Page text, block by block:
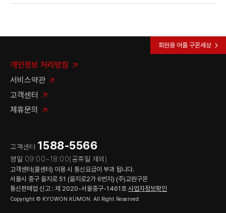
고객센터 1588-5566
평일 09:00~18:00(공휴일 제외)
고객센터(콜센터) 이용 시 통신요금이 부과 됩니다.
개인정보 처리방침
서비스약관
고객센터
제휴문의
서울시 중구 을지로 51 (을지로2가 6번지) (주)교원구몬
통신판매업 신고 : 제 2020-서울중구-1461호 사업자정보확인
Copyright © KYOWON KUMON. All Right Reserved
회원용 어플 구몬세상